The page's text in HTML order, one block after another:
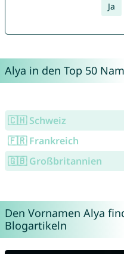
Ja
Alya in den Top 50
🇨🇭 Schweiz
🇫🇷 Frankreich
🇬🇧 Großbritannien
Den Vornamen Alya
Blogartikeln